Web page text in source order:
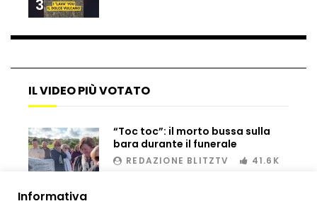
3
IL VIDEO PIÙ VOTATO
00:02
“Toc toc”: il morto bussa sulla
bara durante il funerale
REDAZIONE BLITZTV 41.6K
Informativa